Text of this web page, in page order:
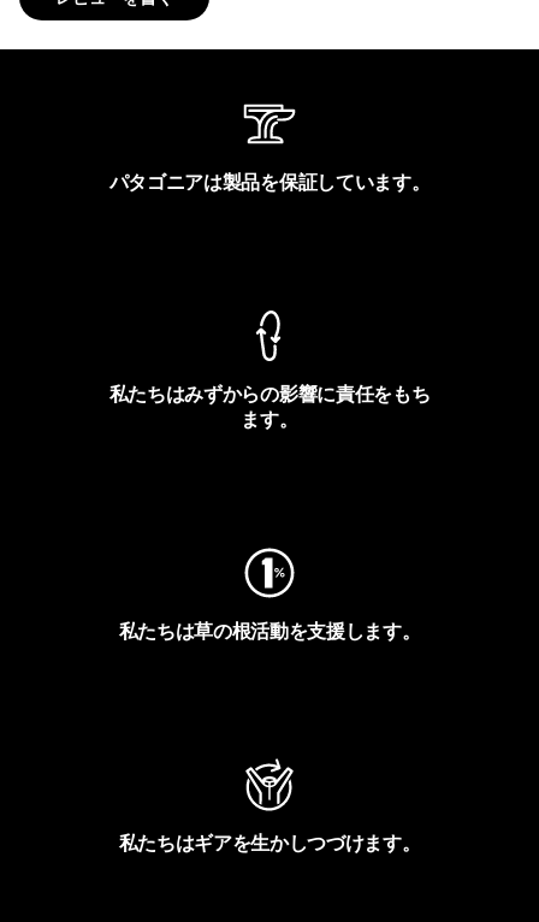
パタゴニアは製品を保証しています。
私たちはみずからの影響に責任をもち
ます。
私たちは草の根活動を支援します。
私たちはギアを生かしつづけます。